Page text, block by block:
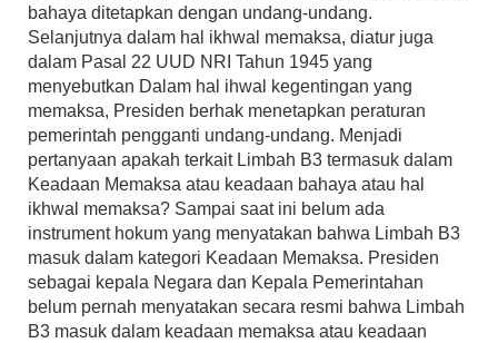
bahaya ditetapkan dengan undang-undang.
Selanjutnya dalam hal ikhwal memaksa, diatur juga
dalam Pasal 22 UUD NRI Tahun 1945 yang
menyebutkan Dalam hal ihwal kegentingan yang
memaksa, Presiden berhak menetapkan peraturan
pemerintah pengganti undang-undang. Menjadi
pertanyaan apakah terkait Limbah B3 termasuk dalam
Keadaan Memaksa atau keadaan bahaya atau hal
ikhwal memaksa? Sampai saat ini belum ada
instrument hokum yang menyatakan bahwa Limbah B3
masuk dalam kategori Keadaan Memaksa. Presiden
sebagai kepala Negara dan Kepala Pemerintahan
belum pernah menyatakan secara resmi bahwa Limbah
B3 masuk dalam keadaan memaksa atau keadaan